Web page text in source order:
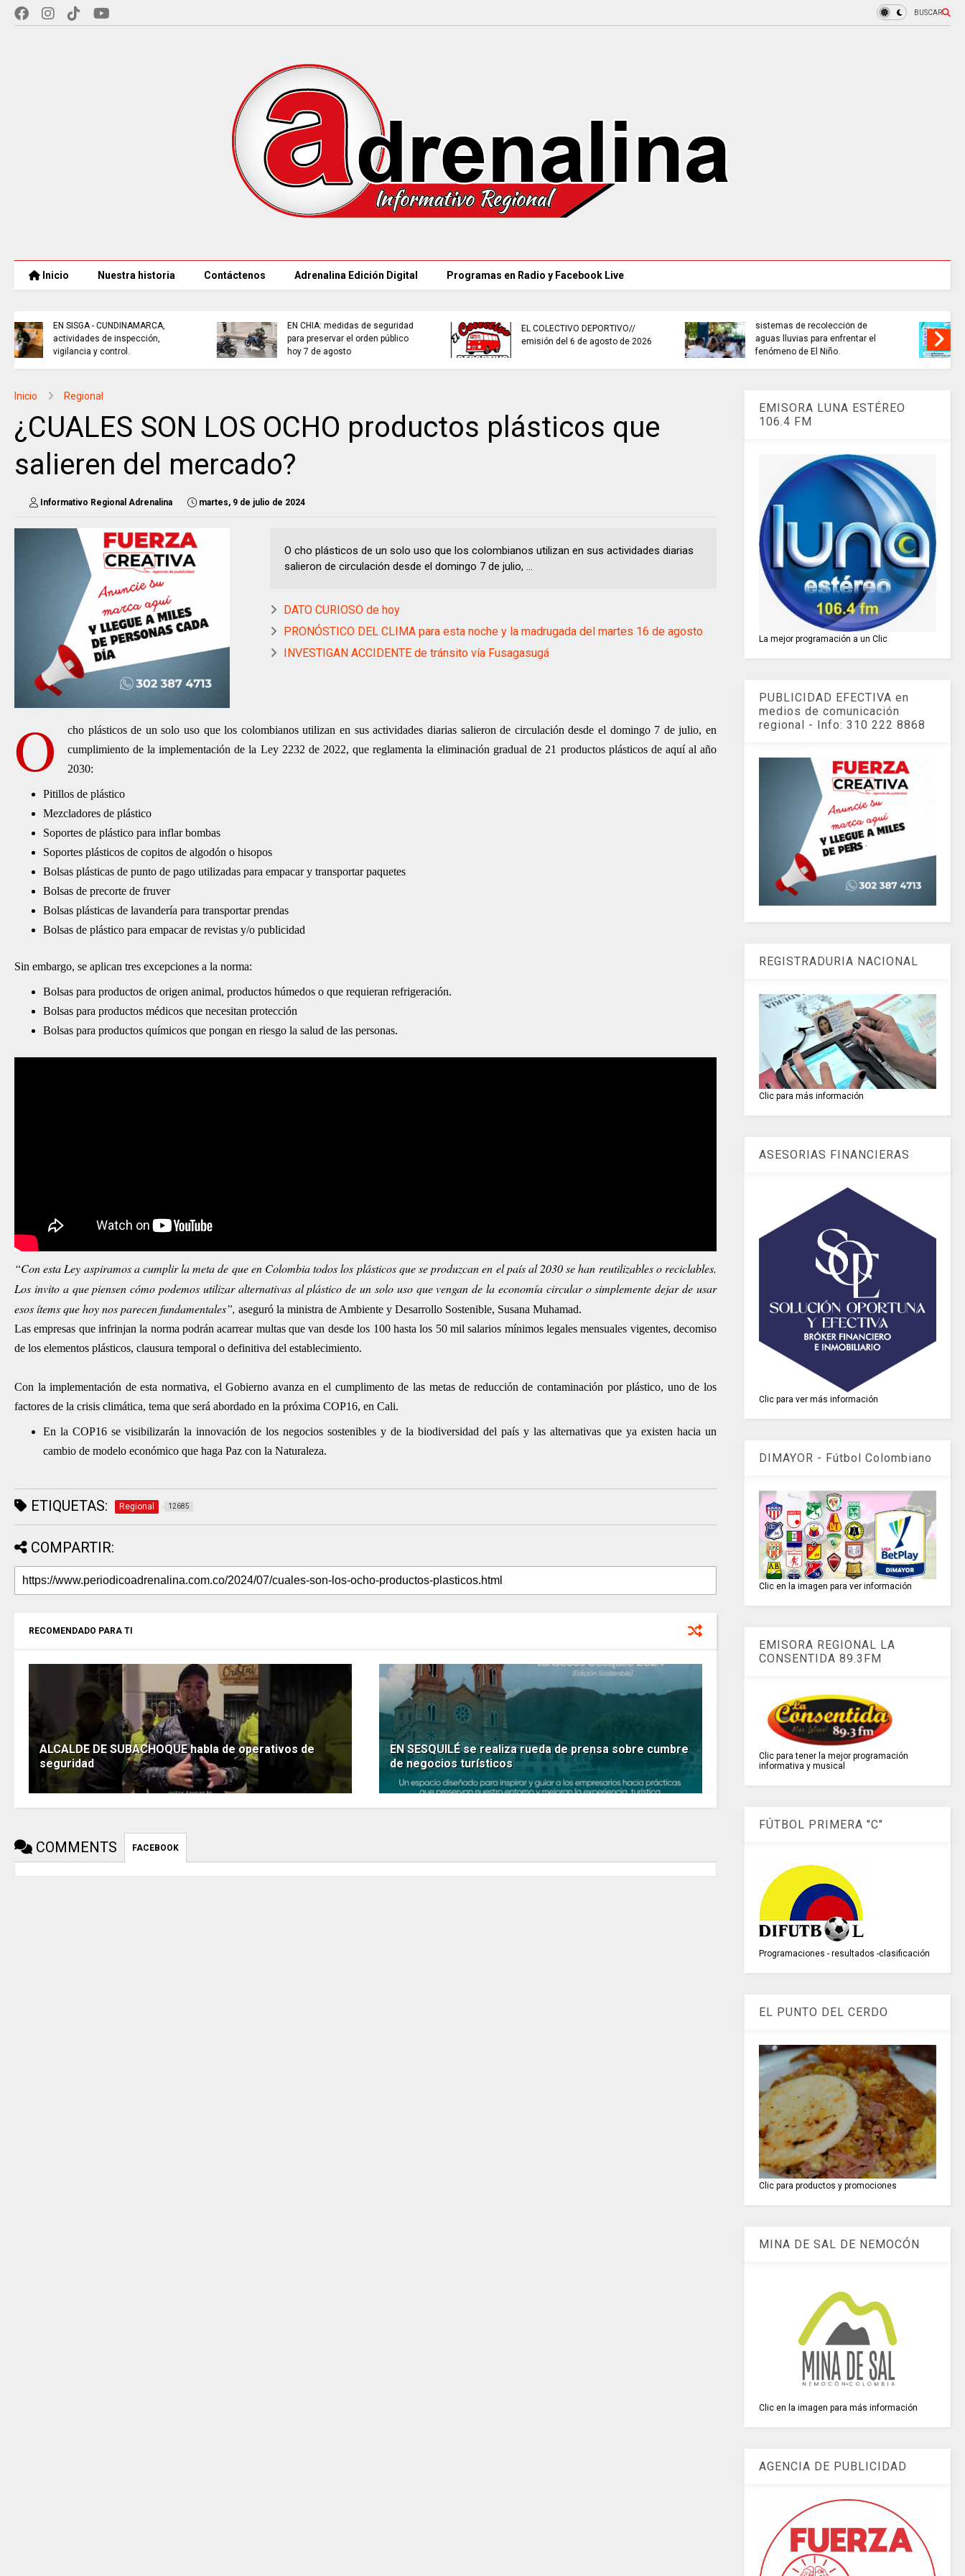
BUSCAR
Inicio Nuestra historia Contáctenos Adrenalina Edición Digital Programas en Radio y Facebook Live
EL COLECTIVO DEPORTIVO//
emisión del 6 de agosto de 2026
sistemas de recolección de
aguas lluvias para enfrentar el
fenómeno de El Niño.
TRABAJO...........................si hay //
viernes 7 de agosto de 2026
ES HORA DE REFLEXIONAR
Inicio Regional
¿CUALES SON LOS OCHO productos plásticos que
salieren del mercado?
Informativo Regional Adrenalina martes, 9 de julio de 2024
O cho plásticos de un solo uso que los colombianos utilizan en sus actividades diarias
salieron de circulación desde el domingo 7 de julio, ...
DATO CURIOSO de hoy
PRONÓSTICO DEL CLIMA para esta noche y la madrugada del martes 16 de agosto
INVESTIGAN ACCIDENTE de tránsito vía Fusagasugá
O
cho plásticos de un solo uso que los colombianos utilizan en sus actividades diarias salieron de circulación desde el domingo 7 de julio, en
cumplimiento de la implementación de la Ley 2232 de 2022, que reglamenta la eliminación gradual de 21 productos plásticos de aquí al año
2030:
Pitillos de plástico
Mezcladores de plástico
Soportes de plástico para inflar bombas
Soportes plásticos de copitos de algodón o hisopos
Bolsas plásticas de punto de pago utilizadas para empacar y transportar paquetes
Bolsas de precorte de fruver
Bolsas plásticas de lavandería para transportar prendas
Bolsas de plástico para empacar de revistas y/o publicidad
Sin embargo, se aplican tres excepciones a la norma:
Bolsas para productos de origen animal, productos húmedos o que requieran refrigeración.
Bolsas para productos médicos que necesitan protección
Bolsas para productos químicos que pongan en riesgo la salud de las personas.
“Con esta Ley aspiramos a cumplir la meta de que en Colombia todos los plásticos que se produzcan en el país al 2030 se han reutilizables o reciclables.
Los invito a que piensen cómo podemos utilizar alternativas al plástico de un solo uso que vengan de la economía circular o simplemente dejar de usar
esos ítems que hoy nos parecen fundamentales”, aseguró la ministra de Ambiente y Desarrollo Sostenible, Susana Muhamad.
Las empresas que infrinjan la norma podrán acarrear multas que van desde los 100 hasta los 50 mil salarios mínimos legales mensuales vigentes, decomiso
de los elementos plásticos, clausura temporal o definitiva del establecimiento.
Con la implementación de esta normativa, el Gobierno avanza en el cumplimento de las metas de reducción de contaminación por plástico, uno de los
factores de la crisis climática, tema que será abordado en la próxima COP16, en Cali.
En la COP16 se visibilizarán la innovación de los negocios sostenibles y de la biodiversidad del país y las alternativas que ya existen hacia un
cambio de modelo económico que haga Paz con la Naturaleza.
ETIQUETAS: Regional 12685
COMPARTIR:
RECOMENDADO PARA TI
ALCALDE DE SUBACHOQUE habla de operativos de
seguridad
EN SESQUILÉ se realiza rueda de prensa sobre cumbre
de negocios turísticos
COMMENTS FACEBOOK
EMISORA LUNA ESTÉREO
106.4 FM
La mejor programación a un Clic
PUBLICIDAD EFECTIVA en
medios de comunicación
regional - Info: 310 222 8868
REGISTRADURIA NACIONAL
Clic para más información
ASESORIAS FINANCIERAS
Clic para ver más información
DIMAYOR - Fútbol Colombiano
Clic en la imagen para ver información
EMISORA REGIONAL LA
CONSENTIDA 89.3FM
Clic para tener la mejor programación
informativa y musical
FÚTBOL PRIMERA "C"
Programaciones - resultados -clasificación
EL PUNTO DEL CERDO
Clic para productos y promociones
MINA DE SAL DE NEMOCÓN
Clic en la imagen para más información
AGENCIA DE PUBLICIDAD